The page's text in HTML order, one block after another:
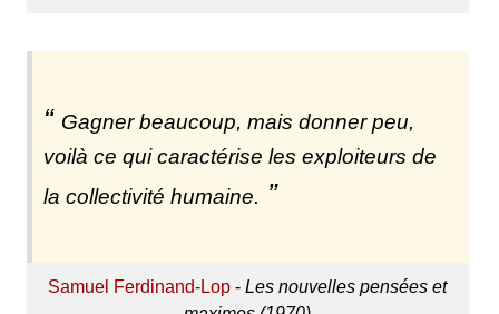
Gagner beaucoup, mais donner peu,
voilà ce qui caractérise les exploiteurs de
la collectivité humaine.
Samuel Ferdinand-Lop -Les nouvelles pensées et